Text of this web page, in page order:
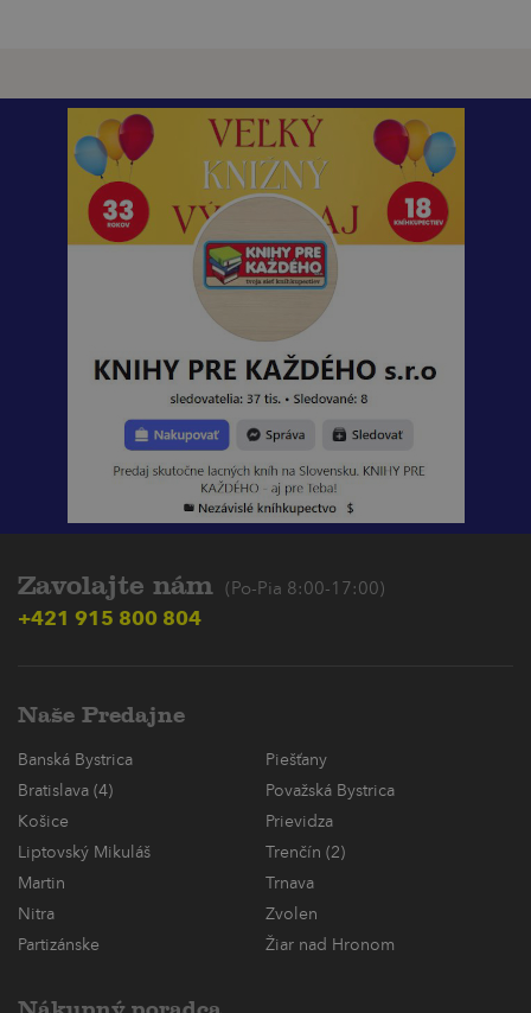
Zavolajte nám (Po-Pia 8:00-17:00)
+421 915 800 804
Naše Predajne
Banská Bystrica
Piešťany
Bratislava (4)
Považská Bystrica
Košice
Prievidza
Liptovský Mikuláš
Trenčín (2)
Martin
Trnava
Nitra
Zvolen
Partizánske
Žiar nad Hronom